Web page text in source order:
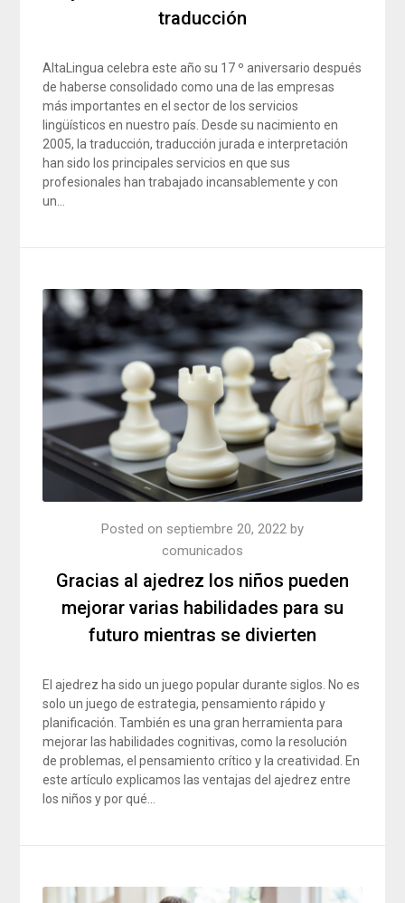
traducción
AltaLingua celebra este año su 17 º aniversario después
de haberse consolidado como una de las empresas
más importantes en el sector de los servicios
lingüísticos en nuestro país. Desde su nacimiento en
2005, la traducción, traducción jurada e interpretación
han sido los principales servicios en que sus
profesionales han trabajado incansablemente y con
un…
Gracias al ajedrez los niños pueden
mejorar varias habilidades para su
futuro mientras se divierten
Posted on septiembre 20, 2022 by
comunicados
El ajedrez ha sido un juego popular durante siglos. No es
solo un juego de estrategia, pensamiento rápido y
planificación. También es una gran herramienta para
mejorar las habilidades cognitivas, como la resolución
de problemas, el pensamiento crítico y la creatividad. En
este artículo explicamos las ventajas del ajedrez entre
los niños y por qué…